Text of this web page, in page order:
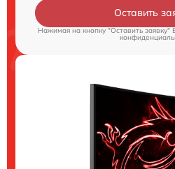
Оставить
Нажимая на кнопку "Оставить заявку"